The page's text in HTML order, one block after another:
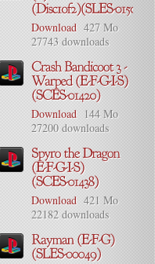
Download 427 Mo
27743 downloads
Download 144 Mo
27200 downloads
Download 421 Mo
22182 downloads